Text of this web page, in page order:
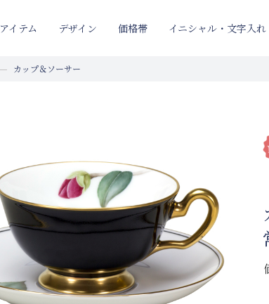
アイテム デザイン 価格帯 イニシャル・文字入れ
カップ＆ソーサー